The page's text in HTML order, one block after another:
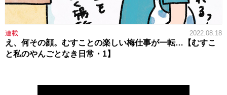
連載 2022.08.18
え、何その顔。むすことの楽しい梅仕事が一転…【むすこ
と私のやんごとなき日常・1】